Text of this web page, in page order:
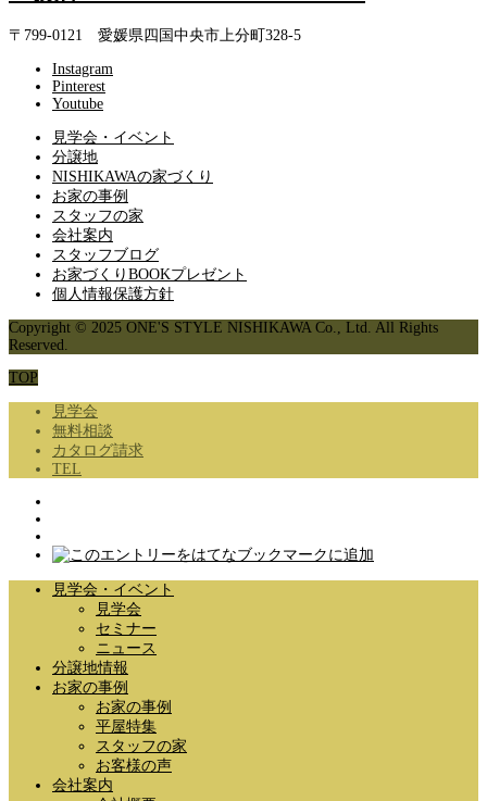
〒799-0121 愛媛県四国中央市上分町328-5
Instagram
Pinterest
Youtube
見学会・イベント
分譲地
NISHIKAWAの家づくり
お家の事例
スタッフの家
会社案内
スタッフブログ
お家づくりBOOKプレゼント
個人情報保護方針
Copyright © 2025 ONE'S STYLE NISHIKAWA Co., Ltd. All Rights
Reserved.
TOP
見学会
無料相談
カタログ請求
TEL
見学会・イベント
見学会
セミナー
ニュース
分譲地情報
お家の事例
お家の事例
平屋特集
スタッフの家
お客様の声
会社案内